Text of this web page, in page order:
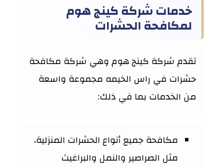
خدمات شركة كينج هوم
لمكافحة الحشرات
تقدم شركة كينج هوم وهي شركة مكافحة
حشرات في راس الخيمه مجموعة واسعة
من الخدمات بما في ذلك:
مكافحة جميع أنواع الحشرات المنزلية،
مثل الصراصير والنمل والبراغيث